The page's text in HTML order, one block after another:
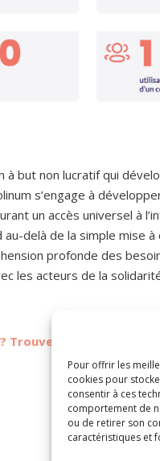
Pour offrir les
cookies pour
consentir à ces
comportement de
ou de retirer son
caractéristiques et
à but non lucratif qui
s’engage à
un accès universel à
au-delà de la simple mise
profonde des
les acteurs de la
Trouvez les